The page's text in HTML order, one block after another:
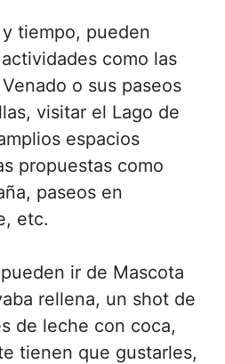
tiempo, pueden
como las
o sus paseos
visitar el Lago de
espacios
propuestas como
paseos en
etc.
ir de Mascota
rellena, un shot de
de leche con coca,
tienen que gustarles,